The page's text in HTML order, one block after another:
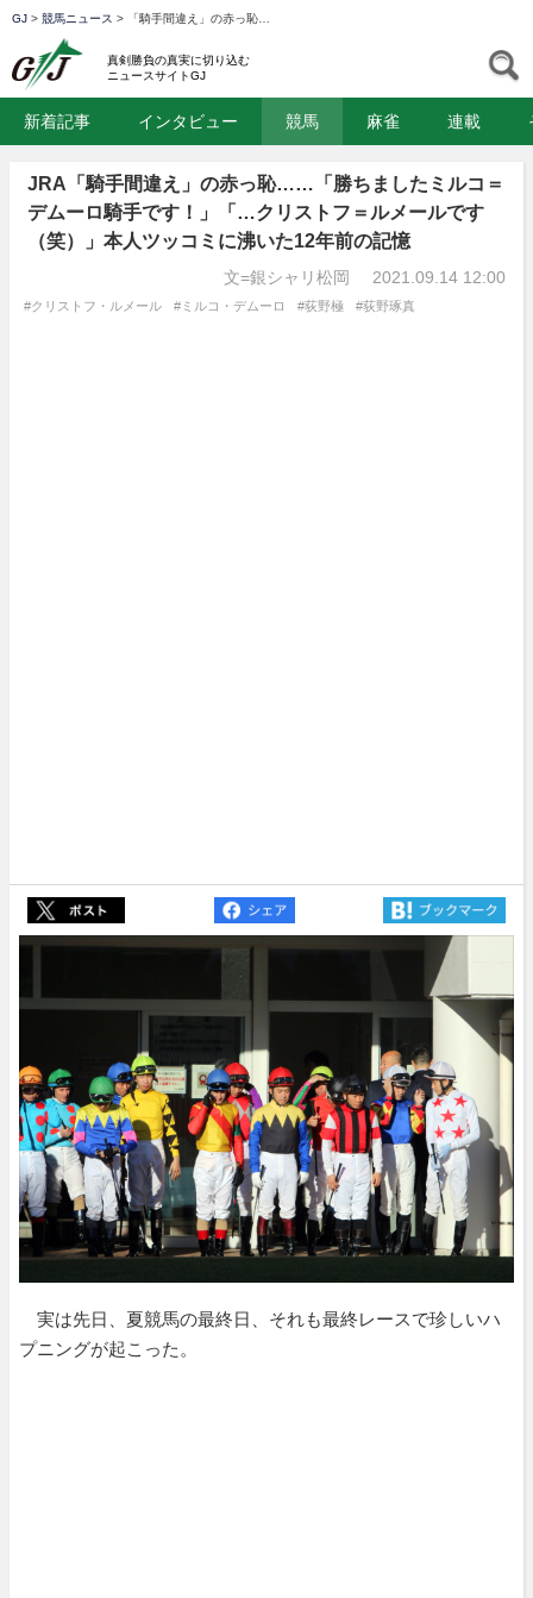
GJ > 競馬ニュース > 「騎手間違え」の赤っ恥…
真剣勝負の真実に切り込む
ニュースサイトGJ
新着記事 インタビュー 競馬 麻雀 連載
JRA「騎手間違え」の赤っ恥……「勝ちましたミルコ＝
デムーロ騎手です！」「…クリストフ＝ルメールです
（笑）」本人ツッコミに沸いた12年前の記憶
文=銀シャリ松岡 2021.09.14 12:00
#クリストフ・ルメール #ミルコ・デムーロ #荻野極 #荻野琢真
実は先日、夏競馬の最終日、それも最終レースで珍しいハ
プニングが起こった。